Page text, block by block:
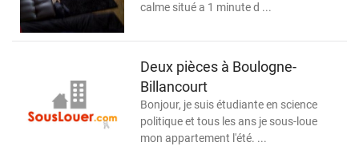
calme situé a 1 minute d ...
Deux pièces à Boulogne-
Billancourt
Bonjour, je suis étudiante en science
politique et tous les ans je sous-loue
mon appartement l'été. ...